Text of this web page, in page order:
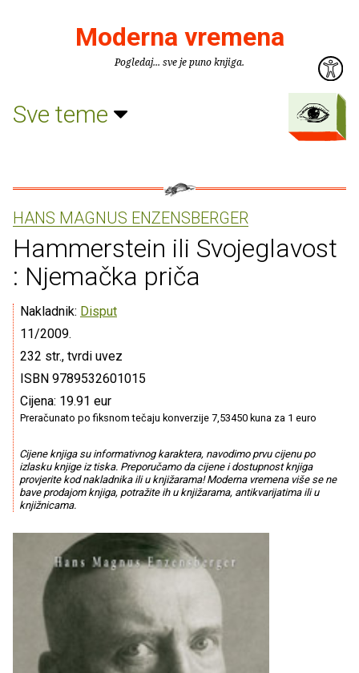
Moderna vremena
Pogledaj... sve je puno knjiga.
Sve teme
HANS MAGNUS ENZENSBERGER
Hammerstein ili Svojeglavost
: Njemačka priča
Nakladnik: Disput
11/2009.
232 str., tvrdi uvez
ISBN 9789532601015
Cijena: 19.91 eur
Preračunato po fiksnom tečaju konverzije 7,53450 kuna za 1 euro
Cijene knjiga su informativnog karaktera, navodimo prvu cijenu po
izlasku knjige iz tiska. Preporučamo da cijene i dostupnost knjiga
provjerite kod nakladnika ili u knjižarama! Moderna vremena više se ne
bave prodajom knjiga, potražite ih u knjižarama, antikvarijatima ili u
knjižnicama.